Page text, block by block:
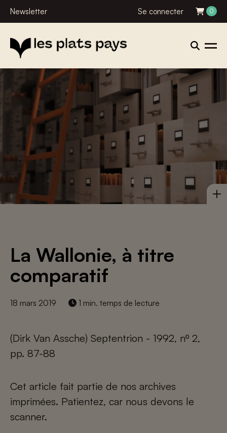
Newsletter Se connecter 0
La Wallonie, à titre
comparatif
18 mars 2019 1 min. temps de lecture
(Dirk Van Assche) Septentrion - 1992, nº 2,
pp. 87-88
Cet article fait partie de nos archives
imprimées. Patientez, car nous devons le
scanner.